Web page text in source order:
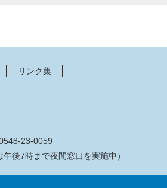
リンク集
23-0059
後7時まで夜間窓口を実施中）